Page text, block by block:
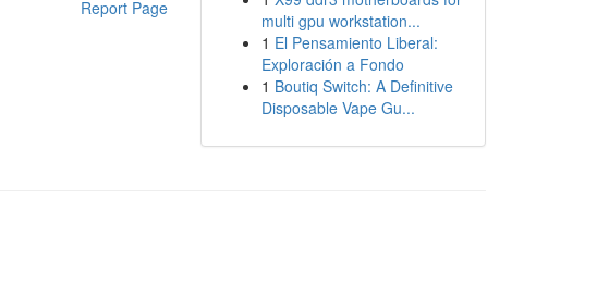
Report Page
multi gpu workstation...
1 El Pensamiento Liberal:
Exploración a Fondo
1 Boutiq Switch: A Definitive
Disposable Vape Gu...